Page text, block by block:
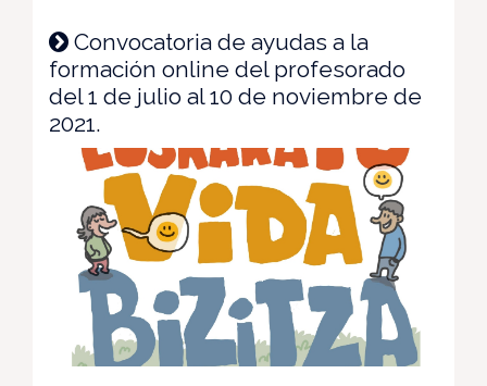
Convocatoria de ayudas a la
formación online del profesorado
del 1 de julio al 10 de noviembre de
2021.